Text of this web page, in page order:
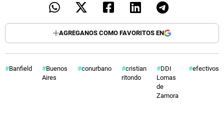
AGREGANOS COMO FAVORITOS EN
Banfield
Buenos
Aires
conurbano
cristian
ritondo
DDI
Lomas
de
Zamora
efectivos